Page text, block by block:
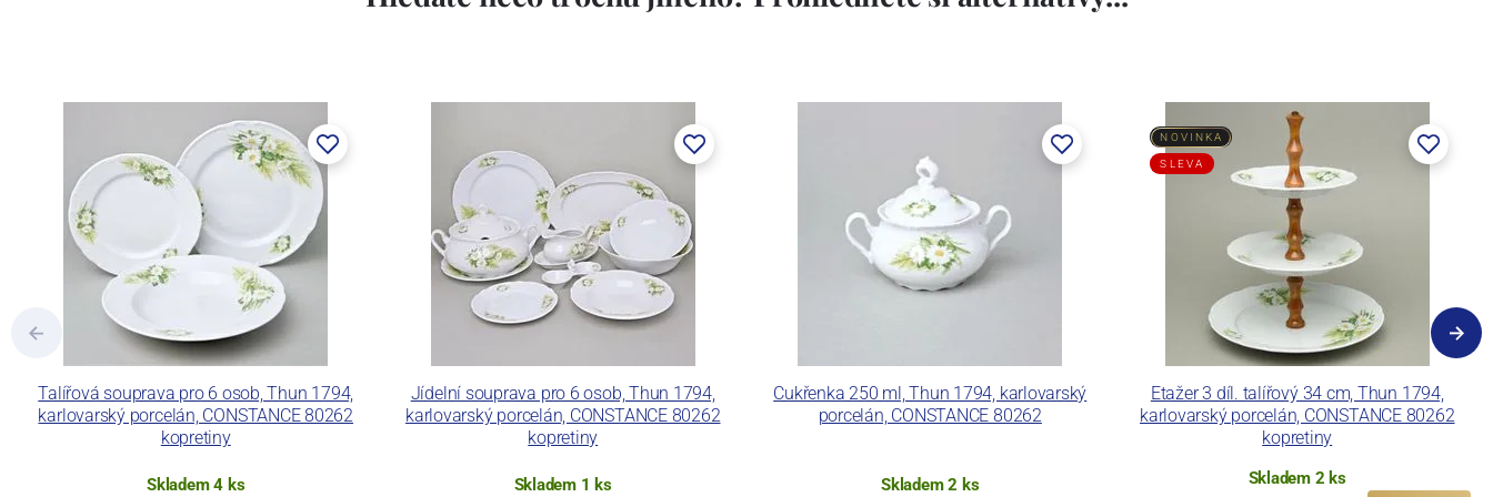
a.s. včetně ochranné známky a technologických zařízení. Závod je vybaven zařízením na výrobu
tlakového lití, moderními komorovými pecemi a vtavnou dekorační pecí. Závod je schopen
dekorovat své výrobky pomocí klasických dekoračních technik.
Concordia Lesov používá ochrannou známku LC a Thun Hotel & Restaurant.
Talířová souprava pro 6 osob, Thun 1794,
karlovarský porcelán, CONSTANCE 80262
kopretiny
Skladem 4 ks
Jídelní souprava pro 6 osob, Thun 1794,
karlovarský porcelán, CONSTANCE 80262
kopretiny
Skladem 1 ks
Cukřenka 250 ml, Thun 1794, karlovarský
porcelán, CONSTANCE 80262
Skladem 2 ks
Etažer 3 díl. talířový 34 cm, Thun 1794,
karlovarský porcelán, CONSTANCE 80262
kopretiny
NOVINKA
SLEVA
Skladem 2 ks